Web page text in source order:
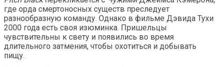
где орда смертоносных существ преследует
разнообразную команду. Однако в фильме Дэвида Тухи
2000 года есть своя изюминка. Пришельцы
чувствительны к свету и появились во время
длительного затмения, чтобы охотиться и добывать
пищу.